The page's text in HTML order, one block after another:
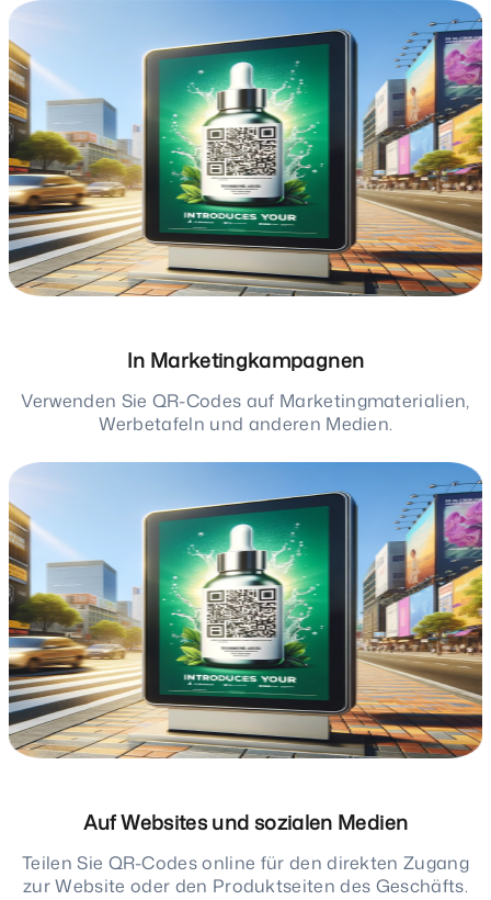
In Marketingkampagnen
Verwenden Sie QR-Codes auf Marketingmaterialien,
Werbetafeln und anderen Medien.
Auf Websites und sozialen Medien
Teilen Sie QR-Codes online für den direkten Zugang
zur Website oder den Produktseiten des Geschäfts.